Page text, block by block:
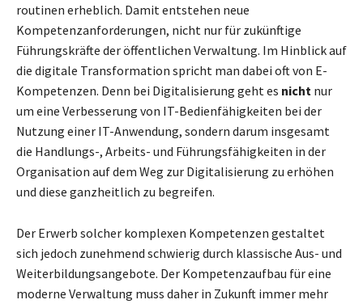
routinen erheblich. Damit entstehen neue
Kompetenzanforderungen, nicht nur für zukünftige
Führungskräfte der öffentlichen Verwaltung. Im Hinblick auf
die digitale Transformation spricht man dabei oft von E-
Kompetenzen. Denn bei Digitalisierung geht es nicht nur
um eine Verbesserung von IT-Bedienfähigkeiten bei der
Nutzung einer IT-Anwendung, sondern darum insgesamt
die Handlungs-, Arbeits- und Führungsfähigkeiten in der
Organisation auf dem Weg zur Digitalisierung zu erhöhen
und diese ganzheitlich zu begreifen.
Der Erwerb solcher komplexen Kompetenzen gestaltet
sich jedoch zunehmend schwierig durch klassische Aus- und
Weiterbildungsangebote. Der Kompetenzaufbau für eine
moderne Verwaltung muss daher in Zukunft immer mehr